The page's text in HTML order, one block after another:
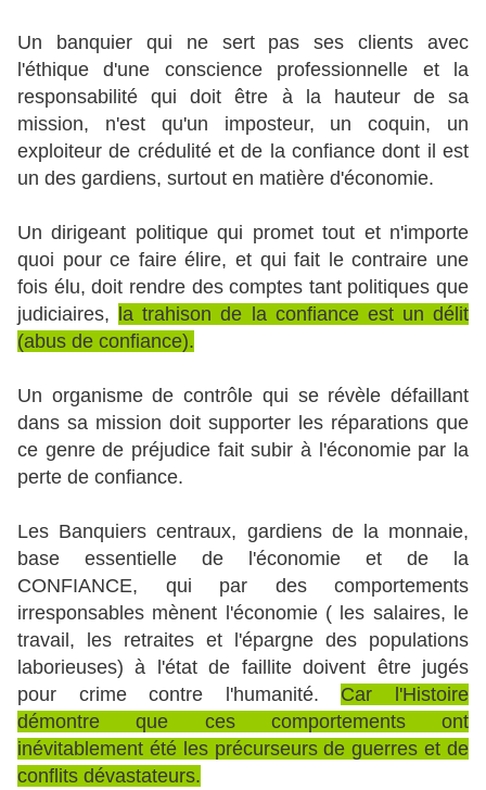
Un banquier qui ne sert pas ses clients avec
l'éthique d'une conscience professionnelle et la
responsabilité qui doit être à la hauteur de sa
mission, n'est qu'un imposteur, un coquin, un
exploiteur de crédulité et de la confiance dont il est
un des gardiens, surtout en matière d'économie.
Un dirigeant politique qui promet tout et n'importe
quoi pour ce faire élire, et qui fait le contraire une
fois élu, doit rendre des comptes tant politiques que
judiciaires, la trahison de la confiance est un délit
(abus de confiance).
Un organisme de contrôle qui se révèle défaillant
dans sa mission doit supporter les réparations que
ce genre de préjudice fait subir à l'économie par la
perte de confiance.
Les Banquiers centraux, gardiens de la monnaie,
base essentielle de l'économie et de la
CONFIANCE, qui par des comportements
irresponsables mènent l'économie ( les salaires, le
travail, les retraites et l'épargne des populations
laborieuses) à l'état de faillite doivent être jugés
pour crime contre l'humanité. Car l'Histoire
démontre que ces comportements ont
inévitablement été les précurseurs de guerres et de
conflits dévastateurs.